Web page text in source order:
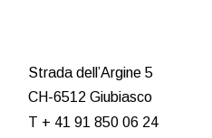
Strada dell’Argine 5
CH-6512 Giubiasco
T + 41 91 850 06 24